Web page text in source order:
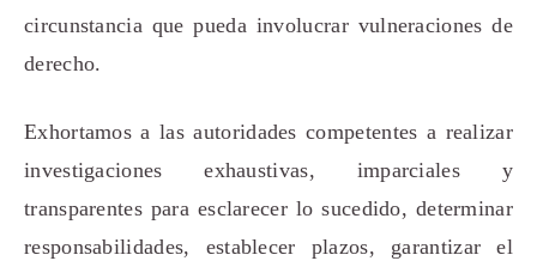
circunstancia que pueda involucrar vulneraciones de
derecho.
Exhortamos a las autoridades competentes a realizar
investigaciones exhaustivas, imparciales y
transparentes para esclarecer lo sucedido, determinar
responsabilidades, establecer plazos, garantizar el